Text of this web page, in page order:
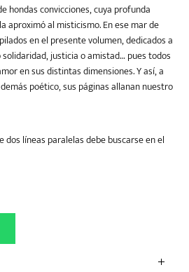
hondas convicciones, cuya profunda
aproximó al misticismo. En ese mar de
en el presente volumen, dedicados a
justicia o amistad… pues todos
en sus distintas dimensiones. Y así, a
poético, sus páginas allanan nuestro
líneas paralelas debe buscarse en el